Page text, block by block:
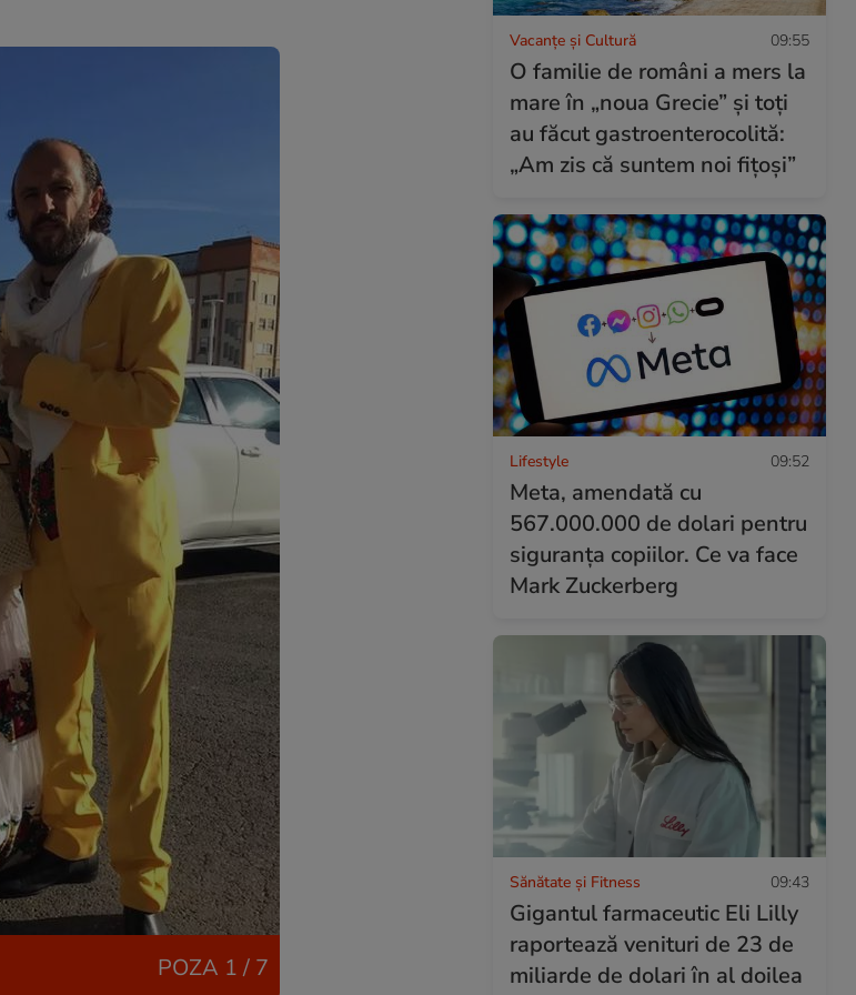
POZA 1 / 7
Vacanțe și Cultură 09:55
O familie de români a mers la
mare în „noua Grecie” și toți
au făcut gastroenterocolită:
„Am zis că suntem noi fițoși”
Lifestyle 09:52
Meta, amendată cu
567.000.000 de dolari pentru
siguranța copiilor. Ce va face
Mark Zuckerberg
Sănătate și Fitness 09:43
Gigantul farmaceutic Eli Lilly
raportează venituri de 23 de
miliarde de dolari în al doilea